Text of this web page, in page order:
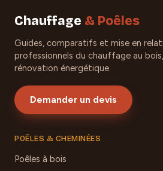
Chauffage & Poêles
Guides, comparatifs et mise en
professionnels du chauffage au
rénovation énergétique.
Demander un devis
POÊLES & CHEMINÉES
Poêles à bois